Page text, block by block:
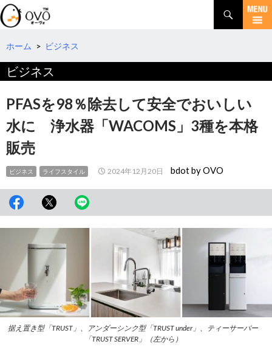
検
索
コ
テ
へ
移
動
ホーム > ビジネス
ビジネス
PFASを98％除去して安全でおいしい
水に 浄水器「WACOMS」3種を本格
販売
ビジネス ライフスタイル 2024年12月20日 bdot by OVO
据え置き型「TRUST」、アンダーシンク型「TRUST under」、ティーサーバー
「TRUST SERVER」（左から）